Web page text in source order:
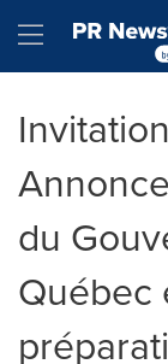
Hamburger
du
Québec